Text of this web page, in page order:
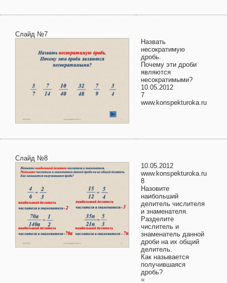
Слайд №7
Назвать
несократимую
дробь.
Почему эти дроби
являются
несократимыми?
10.05.2012
7
www.konspekturoka.ru
Слайд №8
10.05.2012
www.konspekturoka.ru
8
Назовите
наибольший
делитель числителя
и знаменателя.
Разделите
числитель и
знаменатель данной
дроби на их общий
делитель.
Как называется
получившаяся
дробь?
=